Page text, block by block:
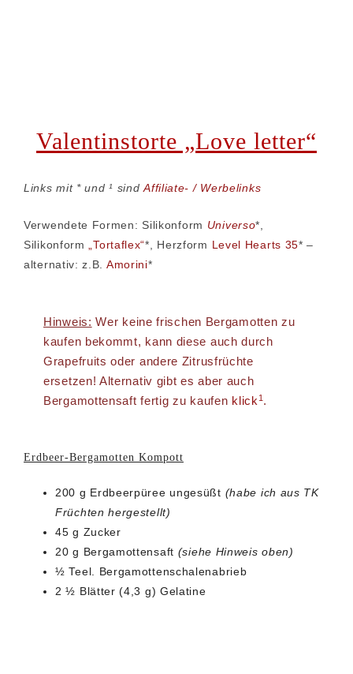
Valentinstorte „Love letter“
Links mit * und ¹ sindAffiliate- / Werbelinks
Verwendete Formen: Silikonform Universo*,
Silikonform„Tortaflex“*, Herzform Level Hearts 35*–
alternativ: z.B. Amorini*
Hinweis: Wer keine frischen Bergamotten zu
kaufen bekommt, kann diese auch durch
Grapefruits oder andere Zitrusfrüchte
ersetzen! Alternativ gibt es aber auch
Bergamottensaft fertig zu kaufen klick 1 .
Erdbeer-Bergamotten Kompott
200 g Erdbeerpüree ungesüßt (habe ich aus TK
Früchten hergestellt)
45 g Zucker
20 g Bergamottensaft (siehe Hinweis oben)
½ Teel. Bergamottenschalenabrieb
2 ½ Blätter (4,3 g) Gelatine